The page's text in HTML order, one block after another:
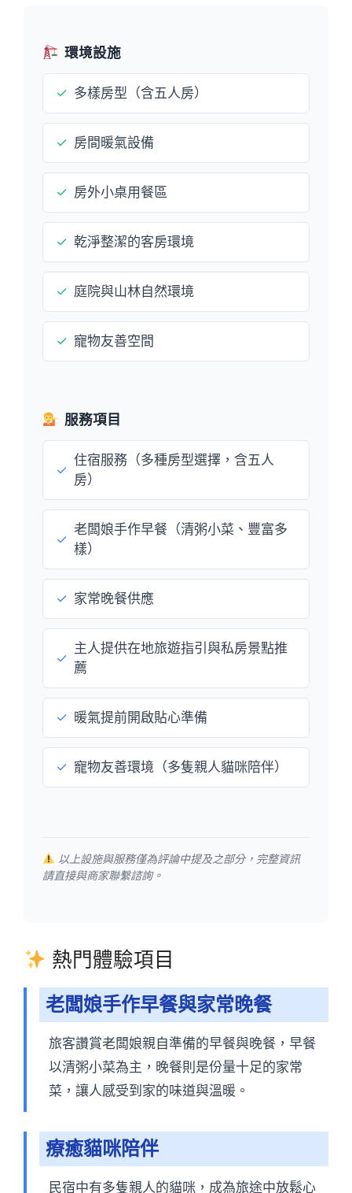
環境設施
✓ 多樣房型（含五人房）
✓ 房間暖氣設備
✓ 房外小桌用餐區
✓ 乾淨整潔的客房環境
✓ 庭院與山林自然環境
✓ 寵物友善空間
服務項目
✓
住宿服務（多種房型選擇，含五人
房）
✓
老闆娘手作早餐（清粥小菜、豐富多
樣）
✓ 家常晚餐供應
✓
主人提供在地旅遊指引與私房景點推
薦
✓ 暖氣提前開啟貼心準備
✓ 寵物友善環境（多隻親人貓咪陪伴）
以上設施與服務僅為評論中提及之部分，完整資訊
請直接與商家聯繫諮詢。
熱門體驗項目
老闆娘手作早餐與家常晚餐
旅客讚賞老闆娘親自準備的早餐與晚餐，早餐
以清粥小菜為主，晚餐則是份量十足的家常
菜，讓人感受到家的味道與溫暖。
療癒貓咪陪伴
民宿中有多隻親人的貓咪，成為旅途中放鬆心